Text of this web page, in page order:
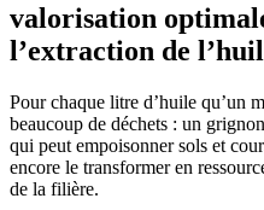
valorisation
l’extraction de
Pour chaque litre d’huile qu’un
beaucoup de déchets : un
qui peut empoisonner sols et
encore le transformer en
de la filière.